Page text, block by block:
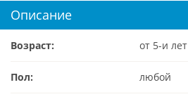
Описание
Возраст: от 5-и
Пол: любой